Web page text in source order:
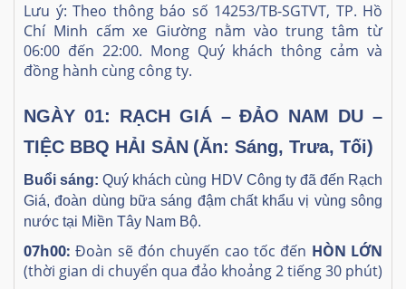
Lưu ý: Theo thông báo số 14253/TB-SGTVT, TP. Hồ
Chí Minh cấm xe Giường nằm vào trung tâm từ
06:00 đến 22:00. Mong Quý khách thông cảm và
đồng hành cùng công ty.
NGÀY 01: RẠCH GIÁ – ĐẢO NAM DU –
TIỆC BBQ HẢI SẢN (Ăn: Sáng, Trưa, Tối)
Buổi sáng:Quý khách cùng HDV Công ty đã đến Rạch
Giá, đoàn dùng bữa sáng đậm chất khẩu vị vùng sông
nước tại Miền Tây Nam Bộ.
07h00: Đoàn sẽ đón chuyến cao tốc đến HÒN LỚN
(thời gian di chuyển qua đảo khoảng 2 tiếng 30 phút)